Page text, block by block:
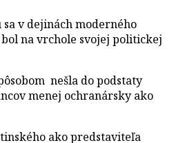
v dejinách moderného
na vrchole svojej politickej
nešla do podstaty
menej ochranársky ako
ako predstaviteľa